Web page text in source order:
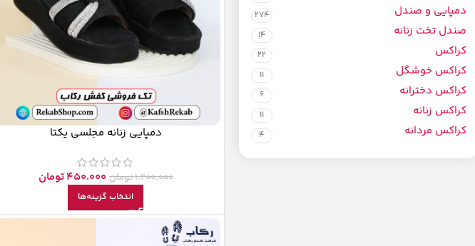
دمپایی و صندل 274
صندل تخت زنانه 14
کراکس 22
کراکس خوشگل 11
کراکس دخترانه 6
کراکس زنانه 11
کراکس مردانه 4 دمپایی زنانه مجلسی یکتا
1.200.000تومان 450.000تومان
انتخاب گزینه‌ها